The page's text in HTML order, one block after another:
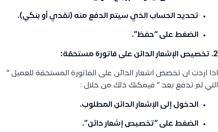
تحديد الحساب الذي سيتم الدفع منه (نقدي أو بنكي).
الضغط على “حفظ”.
2. تخصيص الإشعار الدائن على فاتورة مستحقة:
اذا اردت ان تخصص اشعار الدائن على الفاتورة المستحقة للعميل ”
التي لم تدفع بعد ” فيمكنك ذلك من خلال :
الدخول إلى الإشعار الدائن المطلوب.
الضغط على “تخصيص إشعار دائن”.